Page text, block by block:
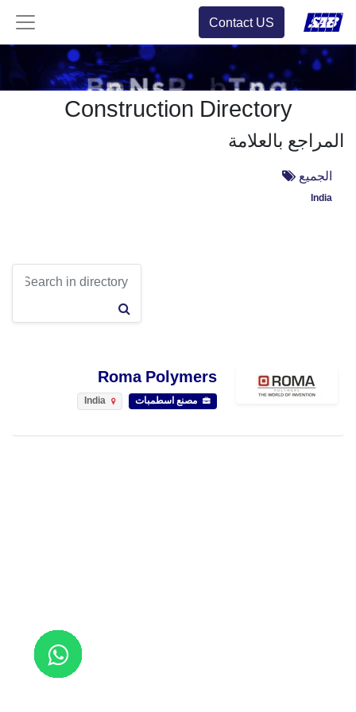
Contact US
Construction Directory
المراجع بالعلامة
الجميع
India
Roma Polymers
مصنع اسطمبات